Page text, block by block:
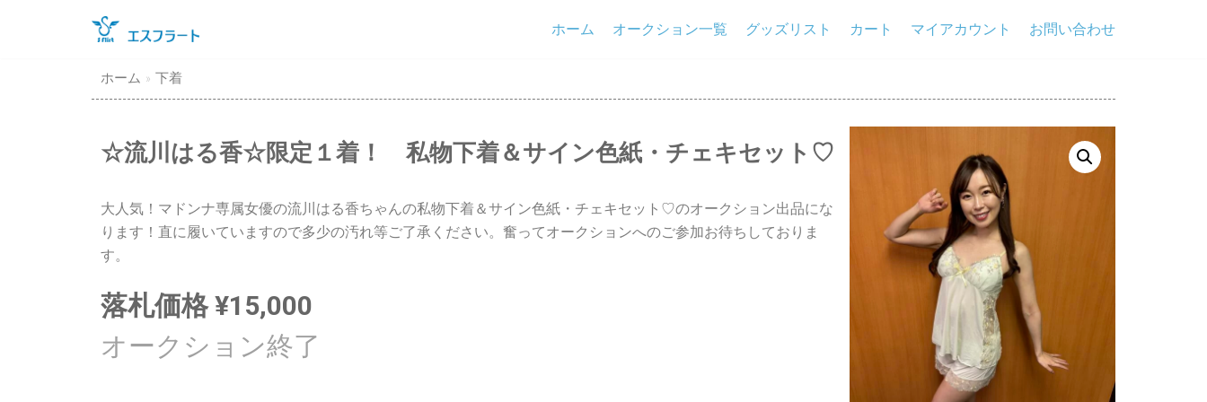
ホーム オークション一覧 グッズリスト カート マイアカウント お問い合わせ
ホーム » 下着
☆流川はる香☆限定１着！ 私物下着＆サイン色紙・チェキセット♡
大人気！マドンナ専属女優の流川はる香ちゃんの私物下着＆サイン色紙・チェキセット♡のオークション出品にな
ります！直に履いていますので多少の汚れ等ご了承ください。奮ってオークションへのご参加お待ちしておりま
す。
落札価格¥15,000